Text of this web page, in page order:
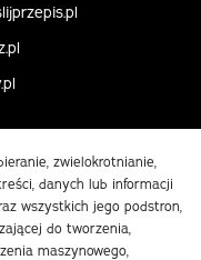
zwielokrotnianie,
danych lub informacji
wszystkich jego podstron,
do tworzenia,
maszynowego,